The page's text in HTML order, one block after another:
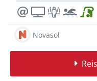
Novasol